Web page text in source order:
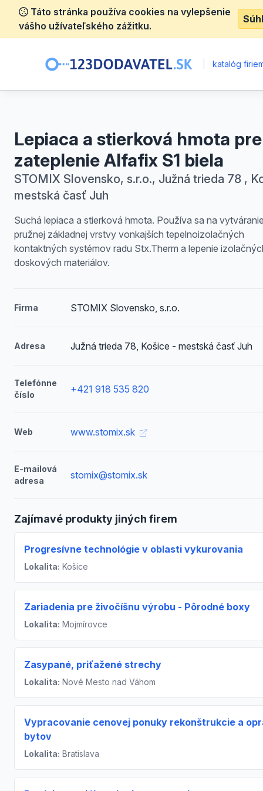
Táto stránka používa cookies na vylepšenie
vášho užívateľského zážitku.
katalóg
Lepiaca a stierková hmota pre
zateplenie Alfafix S1 biela
STOMIX Slovensko, s.r.o., Južná trieda 78 ,
mestská časť Juh
Suchá lepiaca a stierková hmota. Používa sa na
pružnej základnej vrstvy vonkajších tepelnoizolačných
kontaktných systémov radu Stx.Therm a lepenie
doskových materiálov.
Firma STOMIX Slovensko, s.r.o.
Adresa Južná trieda 78, Košice - mestská časť Juh
Telefónne
číslo
+421 918 535 820
Web www.stomix.sk
E-mailová
adresa
stomix@stomix.sk
Zajímavé produkty jiných firem
Progresívne technológie v oblasti vykurovania
Lokalita: Košice
Zariadenia pre živočíšnu výrobu - Pôrodné boxy
Lokalita: Mojmírovce
Zasypané, priťažené strechy
Lokalita: Nové Mesto nad Váhom
Vypracovanie cenovej ponuky rekonštrukcie a
bytov
Lokalita: Bratislava